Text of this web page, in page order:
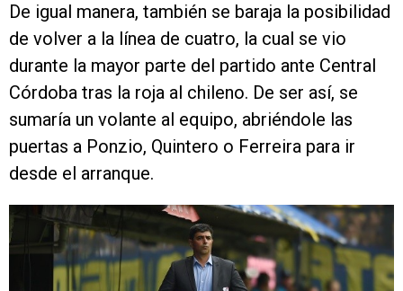
De igual manera, también se baraja la posibilidad
de volver a la línea de cuatro, la cual se vio
durante la mayor parte del partido ante Central
Córdoba tras la roja al chileno. De ser así, se
sumaría un volante al equipo, abriéndole las
puertas a Ponzio, Quintero o Ferreira para ir
desde el arranque.